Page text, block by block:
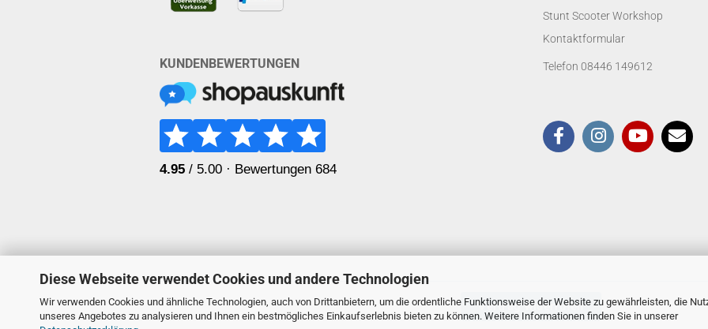
Diese Webseite verwendet Cookies und andere Technologien
Wir verwenden Cookies und ähnliche Technologien, auch von Drittanbietern, um die ordentliche Funktionsweise der Website zu gewährleisten, die
unseres Angebotes zu analysieren und Ihnen ein bestmögliches Einkaufserlebnis bieten zu können. Weitere Informationen finden Sie in unserer
KUNDENBEWERTUNGEN
Stunt Scooter Workshop
Kontaktformular
Telefon 08446 149612
Vertrag widerrufen